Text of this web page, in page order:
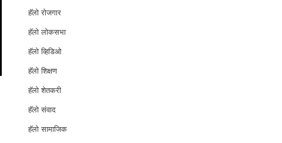
⁠हॅलो रोजगार
हॅलो लोकसभा
⁠हॅलो व्हिडिओ
हॅलो शिक्षण
⁠हॅलो शेतकरी
⁠हॅलो संवाद
हॅलो सामाजिक